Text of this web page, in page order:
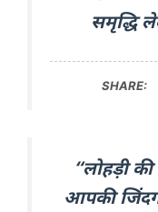
समृद्धि
SHARE:
“लोहड़ी
आपकी